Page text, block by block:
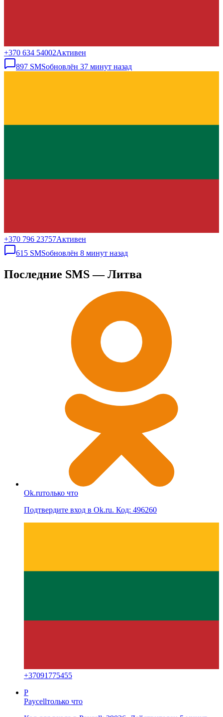
+370 634 54002Активен
897 SMSобновлён 37 минут назад
+370 796 23757Активен
615 SMSобновлён 8 минут назад
Последние SMS — Литва
Ok.ruтолько что
Подтвердите вход в Ok.ru. Код: 496260
+37091775455
P
Paycellтолько что